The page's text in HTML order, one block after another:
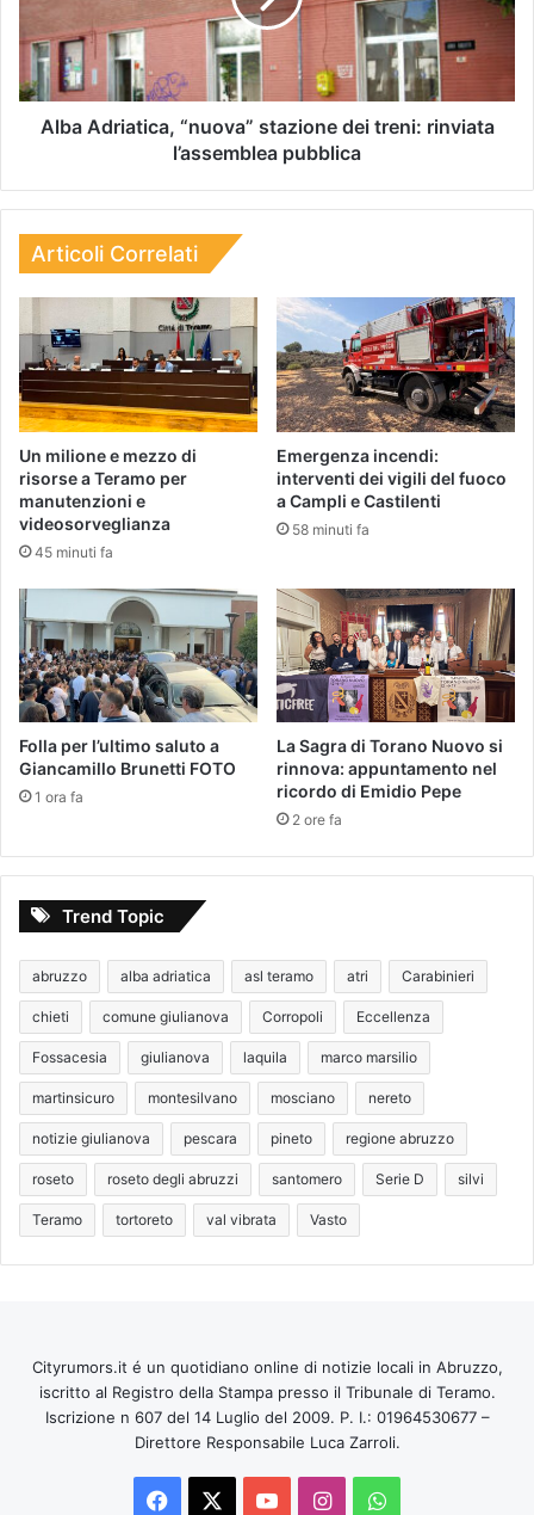
Alba Adriatica, “nuova” stazione dei treni: rinviata
l’assemblea pubblica
Articoli Correlati
Un milione e mezzo di
risorse a Teramo per
manutenzioni e
videosorveglianza
45 minuti fa
Emergenza incendi:
interventi dei vigili del fuoco
a Campli e Castilenti
58 minuti fa
Folla per l’ultimo saluto a
Giancamillo Brunetti FOTO
1 ora fa
La Sagra di Torano Nuovo si
rinnova: appuntamento nel
ricordo di Emidio Pepe
2 ore fa
Trend Topic
abruzzo alba adriatica asl teramo atri Carabinieri
chieti comune giulianova Corropoli Eccellenza
Fossacesia giulianova laquila marco marsilio
martinsicuro montesilvano mosciano nereto
notizie giulianova pescara pineto regione abruzzo
roseto roseto degli abruzzi santomero Serie D silvi
Teramo tortoreto val vibrata Vasto
Cityrumors.it é un quotidiano online di notizie locali in Abruzzo,
iscritto al Registro della Stampa presso il Tribunale di Teramo.
Iscrizione n 607 del 14 Luglio del 2009. P. I.: 01964530677 –
Direttore Responsabile Luca Zarroli.
Facebook You InstagramWhatsApp